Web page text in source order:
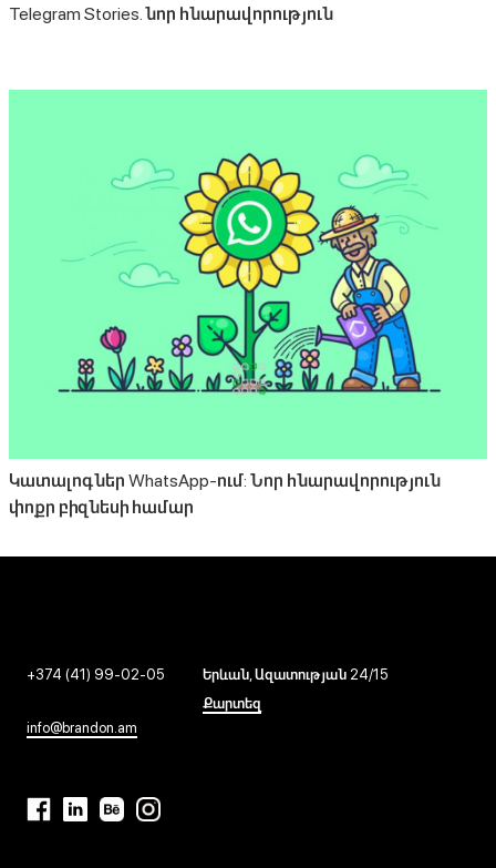
Telegram Stories. նոր հնարավորություն
Կատալոգներ WhatsApp-ում: Նոր հնարավորություն
փոքր բիզնեսի համար
+374 (41) 99-02-05
info@brandon.am
Երևան, Ազատության 24/15
Քարտեզ